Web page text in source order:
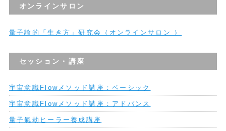
オンラインサロン
量子論的「生き方」研究会（オンラインサロン ）
セッション・講座
宇宙意識Flowメソッド講座：ベーシック
宇宙意識Flowメソッド講座：アドバンス
量子氣劫ヒーラー養成講座